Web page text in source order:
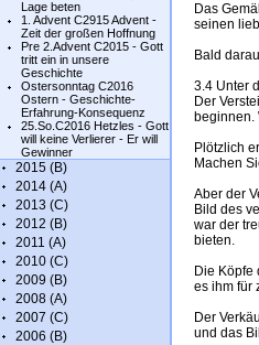
Lage beten
1. Advent C2915 Advent -
Zeit der großen Hoffnung
Pre 2.Advent C2015 - Gott
tritt ein in unsere
Geschichte
Ostersonntag C2016
Ostern - Geschichte-
Erfahrung-Konsequenz
25.So.C2016 Hetzles - Gott
will keine Verlierer - Er will
Gewinner
2015 (B)
2014 (A)
2013 (C)
2012 (B)
2011 (A)
2010 (C)
2009 (B)
2008 (A)
2007 (C)
2006 (B)
Das
seinen
Bald
3.4 Unter
Der
beginnen.
Plötzlich
Machen
Aber der
Bild des
war der
bieten.
Die Köpfe
es ihm für
Der
und das